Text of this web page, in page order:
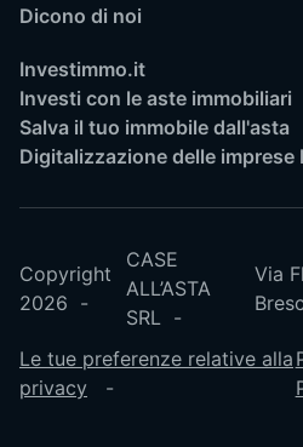
Dicono di noi
Investimmo.it
Investi con le aste immobiliari
Salva il tuo immobile dall'asta
Digitalizzazione delle imprese
Copyright
2026
CASE
ALL’ASTA
SRL
Via
Le tue preferenze relative alla
privacy